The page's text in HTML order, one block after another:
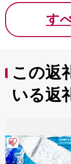
す
この返
いる返